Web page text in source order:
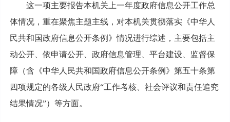
这一项主要报告本机关上一年度政府信息公开工作总
体情况，重在聚焦主题主线，对本机关贯彻落实《中华人
民共和国政府信息公开条例》情况进行综述，主要包括主
动公开、依申请公开、政府信息管理、平台建设、监督保
障（含《中华人民共和国政府信息公开条例》第五十条第
四项规定的各级人民政府“工作考核、社会评议和责任追究
结果情况”）等方面。